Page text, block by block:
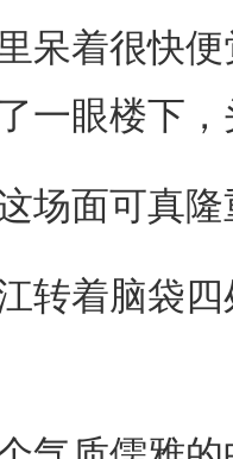
着很快便
一眼楼下
面可真隆
着脑袋四